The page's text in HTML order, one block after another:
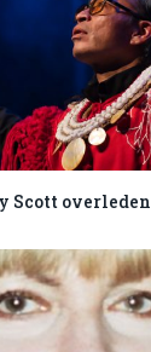
Scott overleden